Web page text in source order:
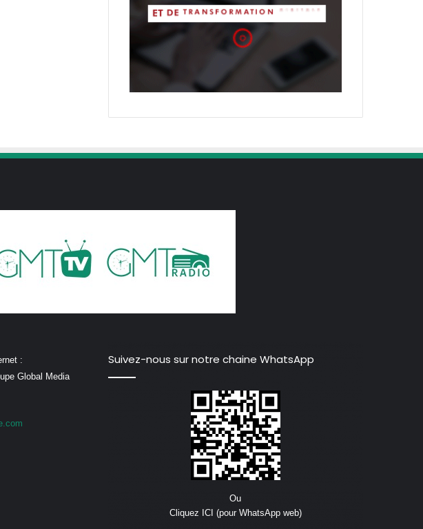
:
Global Media
Suivez-nous sur notre chaine WhatsApp
Ou
Cliquez ICI (pour WhatsApp web)